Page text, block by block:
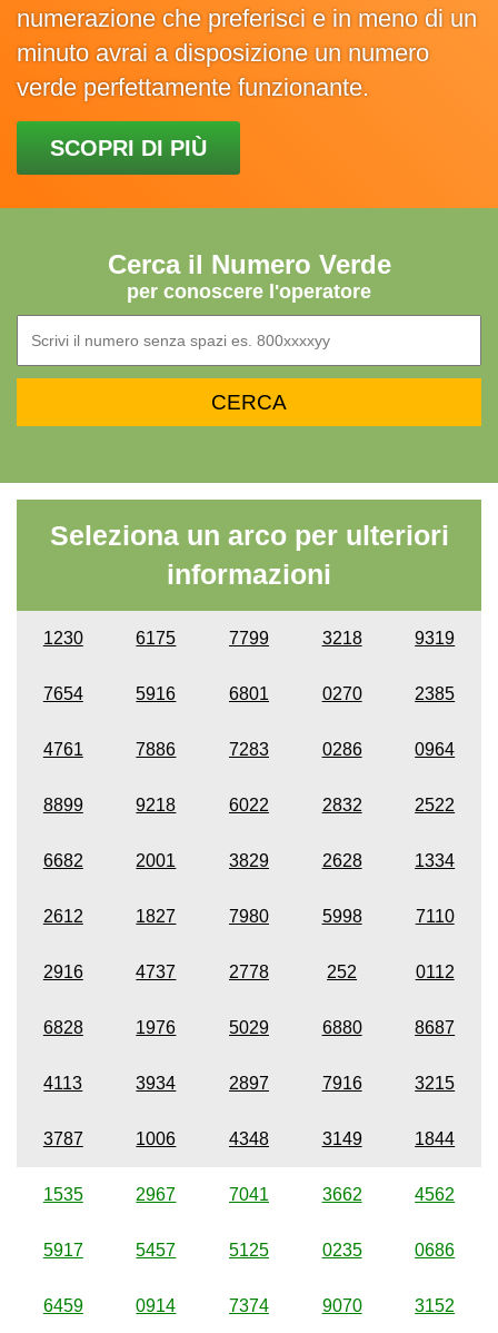
numerazione che preferisci e in meno di un
minuto avrai a disposizione un numero
verde perfettamente funzionante.
SCOPRI DI PIÙ
Cerca il Numero Verde
per conoscere l'operatore
Seleziona un arco per ulteriori
informazioni
1230 6175 7799 3218 9319
7654 5916 6801 0270 2385
4761 7886 7283 0286 0964
8899 9218 6022 2832 2522
6682 2001 3829 2628 1334
2612 1827 7980 5998 7110
2916 4737 2778 252 0112
6828 1976 5029 6880 8687
4113 3934 2897 7916 3215
3787 1006 4348 3149 1844
1535 2967 7041 3662 4562
5917 5457 5125 0235 0686
6459 0914 7374 9070 3152